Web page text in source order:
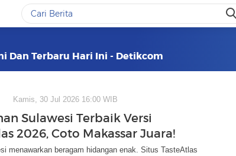
Dan Terbaru Hari Ini - Detikcom
Kamis, 30 Jul 2026 16:00 WIB
Sulawesi Terbaik Versi
2026, Coto Makassar Juara!
menawarkan beragam hidangan enak. Situs TasteAtlas